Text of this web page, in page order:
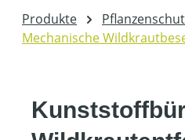
Produkte
Mechanische